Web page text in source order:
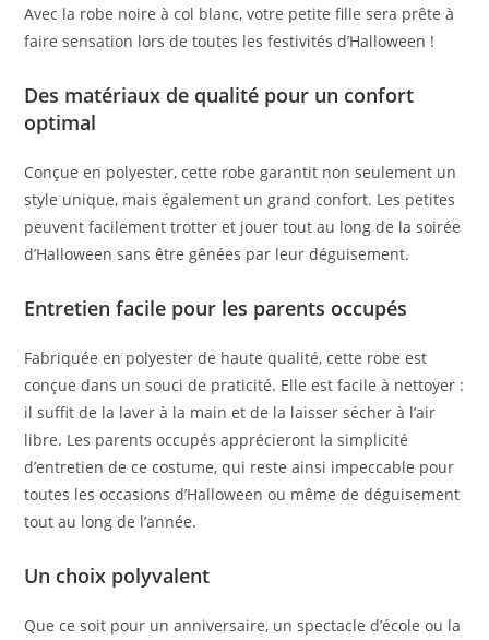
Avec la robe noire à col blanc, votre petite fille sera prête à
faire sensation lors de toutes les festivités d’Halloween !
Des matériaux de qualité pour un confort
optimal
Conçue en polyester, cette robe garantit non seulement un
style unique, mais également un grand confort. Les petites
peuvent facilement trotter et jouer tout au long de la soirée
d’Halloween sans être gênées par leur déguisement.
Entretien facile pour les parents occupés
Fabriquée en polyester de haute qualité, cette robe est
conçue dans un souci de praticité. Elle est facile à nettoyer :
il suffit de la laver à la main et de la laisser sécher à l’air
libre. Les parents occupés apprécieront la simplicité
d’entretien de ce costume, qui reste ainsi impeccable pour
toutes les occasions d’Halloween ou même de déguisement
tout au long de l’année.
Un choix polyvalent
Que ce soit pour un anniversaire, un spectacle d’école ou la